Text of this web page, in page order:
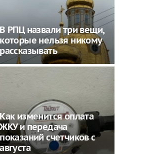
В РПЦ назвали три вещи,
которые нельзя никому
рассказывать
Как изменится оплата
ЖКУ и передача
показаний счетчиков с
августа